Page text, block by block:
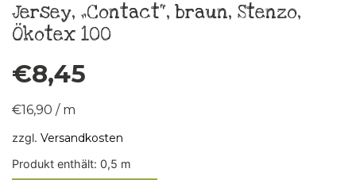
Jersey, „Contact“, braun, Stenzo,
Ökotex 100
€8,45
€16,90 / m
zzgl. Versandkosten
Produkt enthält: 0,5 m